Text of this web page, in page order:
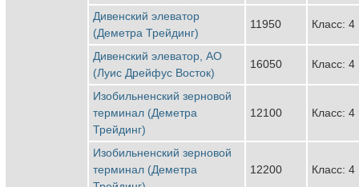
Дивенский элеватор
(Деметра Трейдинг)
11950 Класс: 4
Дивенский элеватор, АО
(Луис Дрейфус Восток)
16050 Класс: 4
Изобильненский зерновой
терминал (Деметра
Трейдинг)
12100 Класс: 4
Изобильненский зерновой
терминал (Деметра
12200 Класс: 4